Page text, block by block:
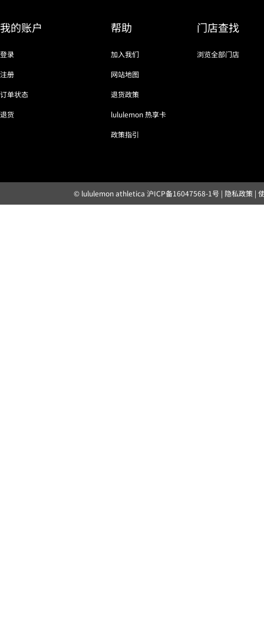
我的账户
登录
注册
订单状态
退货
帮助
加入我们
网站地图
退货政策
lululemon 热享卡
政策指引
门店查找
浏览全部门店
© lululemon athletica 沪ICP备16047568-1号 | 隐私政策|